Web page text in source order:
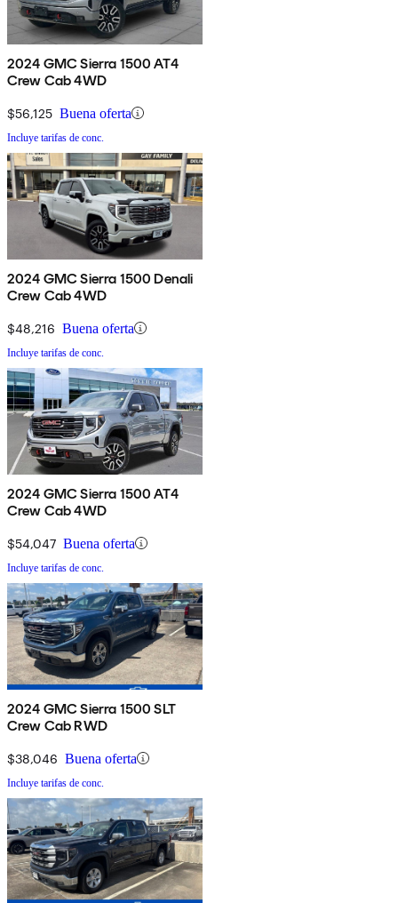
2024 GMC Sierra 1500 AT4
Crew Cab 4WD
$56,125 Buena oferta
Incluye tarifas de conc.
2024 GMC Sierra 1500 Denali
Crew Cab 4WD
$48,216 Buena oferta
Incluye tarifas de conc.
2024 GMC Sierra 1500 AT4
Crew Cab 4WD
$54,047 Buena oferta
Incluye tarifas de conc.
2024 GMC Sierra 1500 SLT
Crew Cab RWD
$38,046 Buena oferta
Incluye tarifas de conc.